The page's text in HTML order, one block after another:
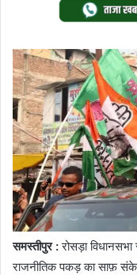
समस्तीपुर :रोसड़ा
राजनीतिक पकड़ का साफ़